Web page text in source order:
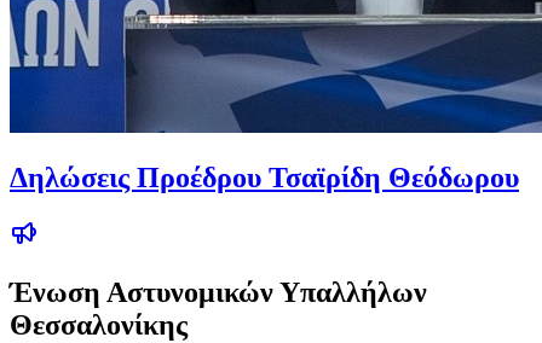
Δηλώσεις Προέδρου Τσαϊρίδη Θεόδωρου
Ένωση Αστυνομικών Υπαλλήλων
Θεσσαλονίκης